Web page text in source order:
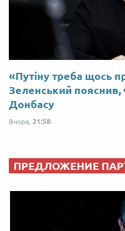
«Путіну треба щось
Зеленський пояснив,
Донбасу
Вчора, 21:58
ПРЕДЛОЖЕНИЕ